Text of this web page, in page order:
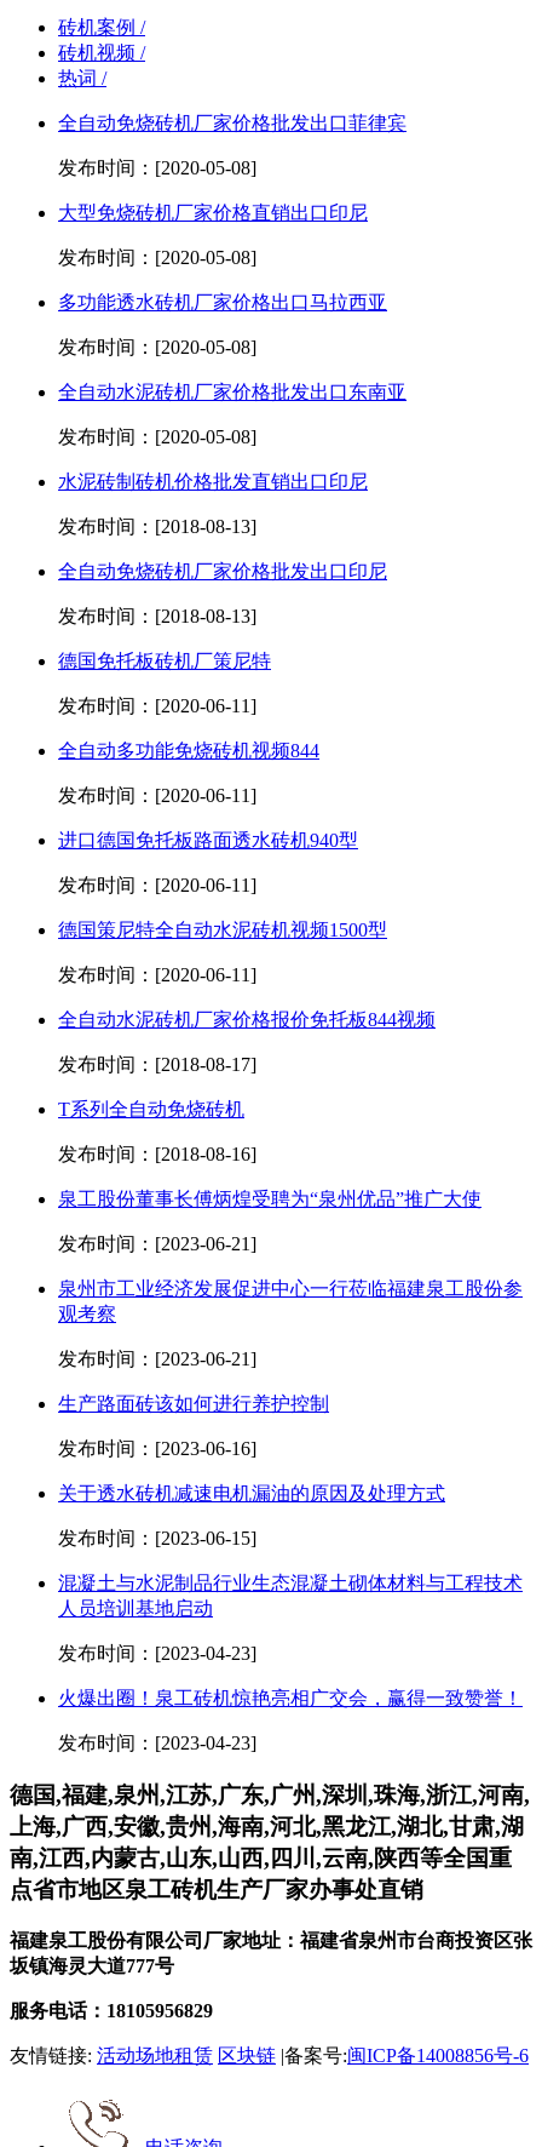
砖机案例 /
砖机视频 /
热词 /
全自动免烧砖机厂家价格批发出口菲律宾
发布时间：[2020-05-08]
大型免烧砖机厂家价格直销出口印尼
发布时间：[2020-05-08]
多功能透水砖机厂家价格出口马拉西亚
发布时间：[2020-05-08]
全自动水泥砖机厂家价格批发出口东南亚
发布时间：[2020-05-08]
水泥砖制砖机价格批发直销出口印尼
发布时间：[2018-08-13]
全自动免烧砖机厂家价格批发出口印尼
发布时间：[2018-08-13]
德国免托板砖机厂策尼特
发布时间：[2020-06-11]
全自动多功能免烧砖机视频844
发布时间：[2020-06-11]
进口德国免托板路面透水砖机940型
发布时间：[2020-06-11]
德国策尼特全自动水泥砖机视频1500型
发布时间：[2020-06-11]
全自动水泥砖机厂家价格报价免托板844视频
发布时间：[2018-08-17]
T系列全自动免烧砖机
发布时间：[2018-08-16]
泉工股份董事长傅炳煌受聘为“泉州优品”推广大使
发布时间：[2023-06-21]
泉州市工业经济发展促进中心一行莅临福建泉工股份参
观考察
发布时间：[2023-06-21]
生产路面砖该如何进行养护控制
发布时间：[2023-06-16]
关于透水砖机减速电机漏油的原因及处理方式
发布时间：[2023-06-15]
混凝土与水泥制品行业生态混凝土砌体材料与工程技术
人员培训基地启动
发布时间：[2023-04-23]
火爆出圈！泉工砖机惊艳亮相广交会，赢得一致赞誉！
发布时间：[2023-04-23]
德国,福建,泉州,江苏,广东,广州,深圳,珠海,浙江,河南,
上海,广西,安徽,贵州,海南,河北,黑龙江,湖北,甘肃,湖
南,江西,内蒙古,山东,山西,四川,云南,陕西等全国重
点省市地区泉工砖机生产厂家办事处直销
福建泉工股份有限公司厂家地址：福建省泉州市台商投资区张
坂镇海灵大道777号
服务电话：18105956829
友情链接: 活动场地租赁 区块链 |备案号:闽ICP备14008856号-6